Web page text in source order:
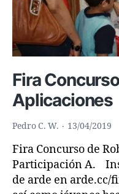
Fira
Aplicaciones
Pedro C. W. 13/04/2019
Fira Concurso de
Participación A.
de arde en arde.cc/